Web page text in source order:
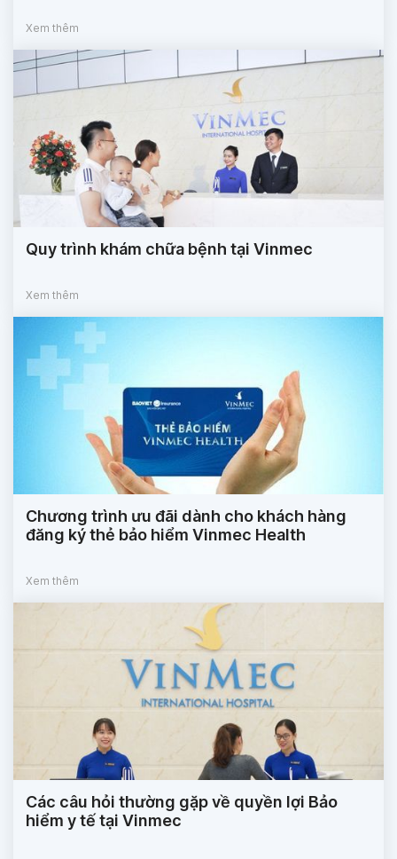
Xem thêm
Quy trình khám chữa bệnh tại Vinmec
Xem thêm
Chương trình ưu đãi dành cho khách hàng
đăng ký thẻ bảo hiểm Vinmec Health
Xem thêm
Các câu hỏi thường gặp về quyền lợi Bảo
hiểm y tế tại Vinmec